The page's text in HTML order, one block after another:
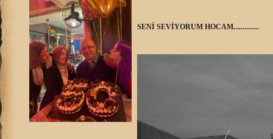
SENİ SEVİYORUM HOCAM..............